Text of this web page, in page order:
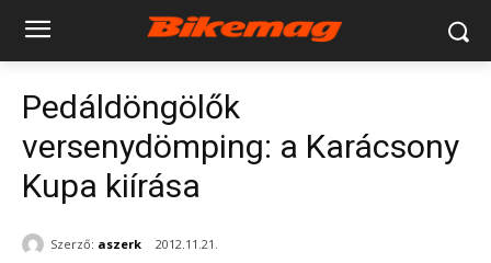
Pedáldöngölők
versenydömping: a Karácsony
Kupa kiírása
Szerző: aszerk 2012.11.21.